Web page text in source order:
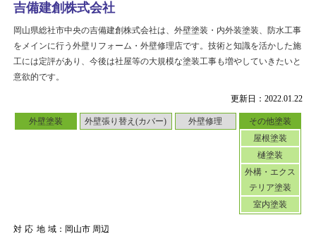
更新日：2022.01.22
外壁塗装 外壁張り替え(カバー) 外壁修理
その他塗装
屋根塗装
樋塗装
外構・エクス
テリア塗装
室内塗装
対応地域：岡山市 周辺
吉備建創株式会社
岡山県総社市中央の吉備建創株式会社は、外壁塗装・内外装塗装、防水工事
をメインに行う外壁リフォーム・外壁修理店です。技術と知識を活かした施
工には定評があり、今後は社屋等の大規模な塗装工事も増やしていきたいと
意欲的です。